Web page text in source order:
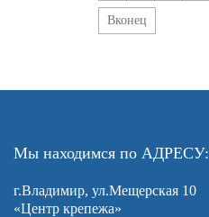
Вконец
Мы находимся по АДРЕСУ:
г.Владимир, ул.Мещерская 10
«Центр крепежа»